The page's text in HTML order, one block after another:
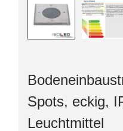
Spots, eckig,
Leuchtmittel